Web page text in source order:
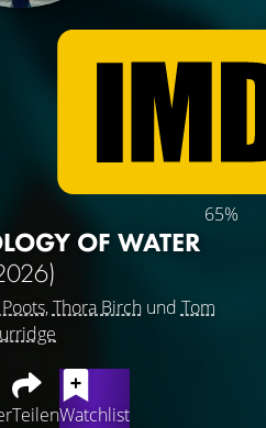
65%
OF WATER
,Thora Birchund Tom
TeilenWatchlist